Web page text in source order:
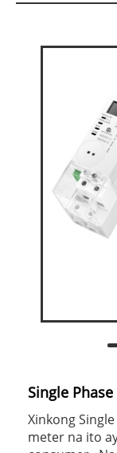
Single
Xinkong
meter na ito